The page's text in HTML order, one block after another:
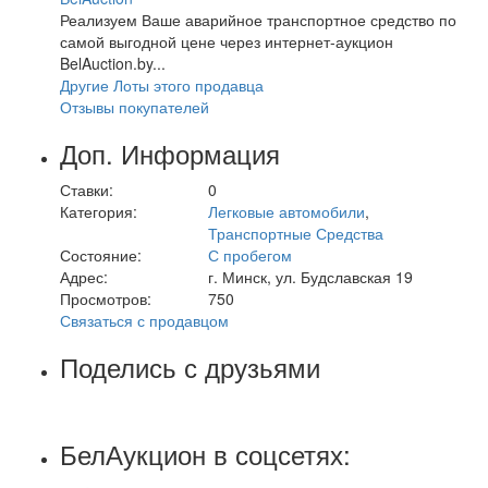
Реализуем Ваше аварийное транспортное средство по
самой выгодной цене через интернет-аукцион
BelAuction.by...
Другие Лоты этого продавца
Отзывы покупателей
Доп. Информация
Ставки:
0
Категория:
Легковые автомобили,
Транспортные Средства
Состояние:
С пробегом
Адрес:
г. Минск, ул. Будславская 19
Просмотров:
750
Связаться с продавцом
Поделись с друзьями
БелАукцион в соцсетях: